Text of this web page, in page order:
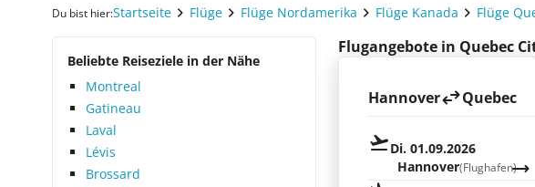
Du bist hier:Startseite Flüge Flüge Nordamerika Flüge Kanada Flüge
Beliebte Reiseziele in der Nähe
Montreal
Gatineau
Laval
Lévis
Brossard
Flugangebote in Quebec
Hannover Quebec
Di. 01.09.2026
Hannover(Flughafen)